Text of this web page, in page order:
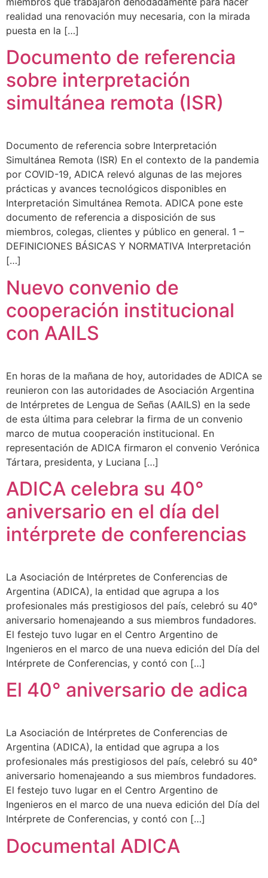
realidad una renovación muy necesaria, con la mirada
puesta en la […]
Documento de referencia
sobre interpretación
simultánea remota (ISR)
Documento de referencia sobre Interpretación
Simultánea Remota (ISR) En el contexto de la pandemia
por COVID-19, ADICA relevó algunas de las mejores
prácticas y avances tecnológicos disponibles en
Interpretación Simultánea Remota. ADICA pone este
documento de referencia a disposición de sus
miembros, colegas, clientes y público en general. 1 –
DEFINICIONES BÁSICAS Y NORMATIVA Interpretación
[…]
Nuevo convenio de
cooperación institucional
con AAILS
En horas de la mañana de hoy, autoridades de ADICA se
reunieron con las autoridades de Asociación Argentina
de Intérpretes de Lengua de Señas (AAILS) en la sede
de esta última para celebrar la firma de un convenio
marco de mutua cooperación institucional. En
representación de ADICA firmaron el convenio Verónica
Tártara, presidenta, y Luciana […]
ADICA celebra su 40°
aniversario en el día del
intérprete de conferencias
La Asociación de Intérpretes de Conferencias de
Argentina (ADICA), la entidad que agrupa a los
profesionales más prestigiosos del país, celebró su 40°
aniversario homenajeando a sus miembros fundadores.
El festejo tuvo lugar en el Centro Argentino de
Ingenieros en el marco de una nueva edición del Día del
Intérprete de Conferencias, y contó con […]
El 40° aniversario de adica
La Asociación de Intérpretes de Conferencias de
Argentina (ADICA), la entidad que agrupa a los
profesionales más prestigiosos del país, celebró su 40°
aniversario homenajeando a sus miembros fundadores.
El festejo tuvo lugar en el Centro Argentino de
Ingenieros en el marco de una nueva edición del Día del
Intérprete de Conferencias, y contó con […]
Documental ADICA